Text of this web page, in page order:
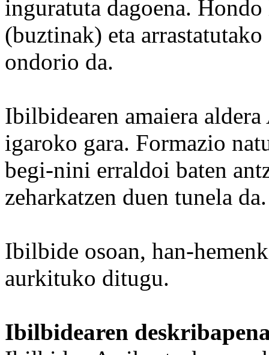
inguratuta dagoena.
(buztinak) eta
ondorio da.
Ibilbidearen amaiera
igaroko gara. Formazio
begi-nini erraldoi baten
zeharkatzen duen tunela da.
Ibilbide osoan, han-
aurkituko ditugu.
Ibilbidearen